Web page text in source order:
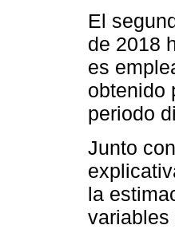
El
de 2018
es
obtenido
periodo
Junto
la